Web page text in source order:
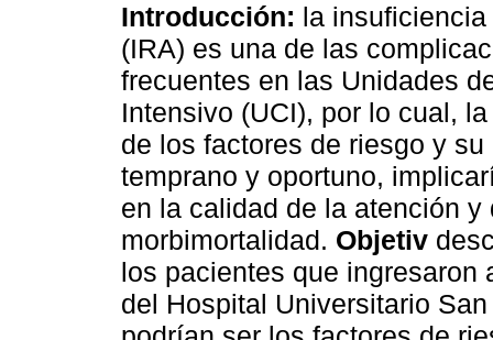
Introducción: la
(IRA) es una de las
frecuentes en las Unidades
Intensivo (UCI), por lo cual,
de los factores de riesgo y su
temprano y oportuno,
en la calidad de la atención
morbimortalidad. Objetiv
los pacientes que ingresaron
del Hospital Universitario